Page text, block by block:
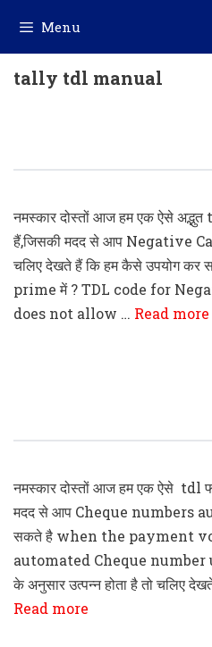
content
Menu
tally tdl manual
नमस्कार दोस्तों आज हम एक ऐसे अद्भुत
हैं,जिसकी मदद से आप Negative
चलिए देखते हैं कि हम कैसे उपयोग
prime में ? TDL code for
does not allow … Read more
नमस्कार दोस्तों आज हम एक ऐसे tdl
मदद से आप Cheque numbers
सकते है when the payment
automated Cheque number
के अनुसार उत्पन्न होता है तो चलिए
Read more